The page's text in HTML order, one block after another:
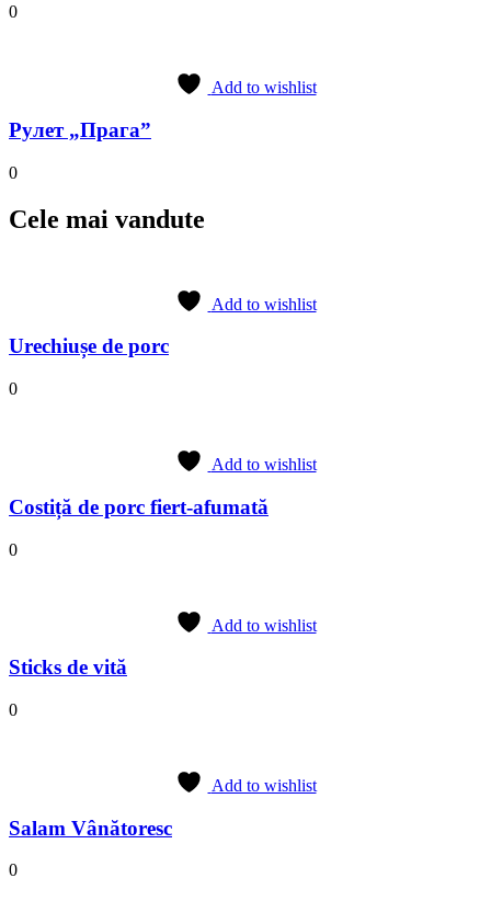
0
Add to wishlist
Рулет „Прага”
0
Cele mai vandute
Add to wishlist
Urechiușe de porc
0
Add to wishlist
Costiță de porc fiert-afumată
0
Add to wishlist
Sticks de vită
0
Add to wishlist
Salam Vânătoresc
0